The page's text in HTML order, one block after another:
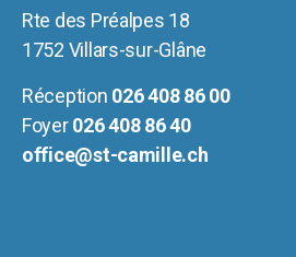
Rte des Préalpes 18
1752 Villars-sur-Glâne
Réception 026 408 86 00
Foyer026 408 86 40
office@st-camille.ch